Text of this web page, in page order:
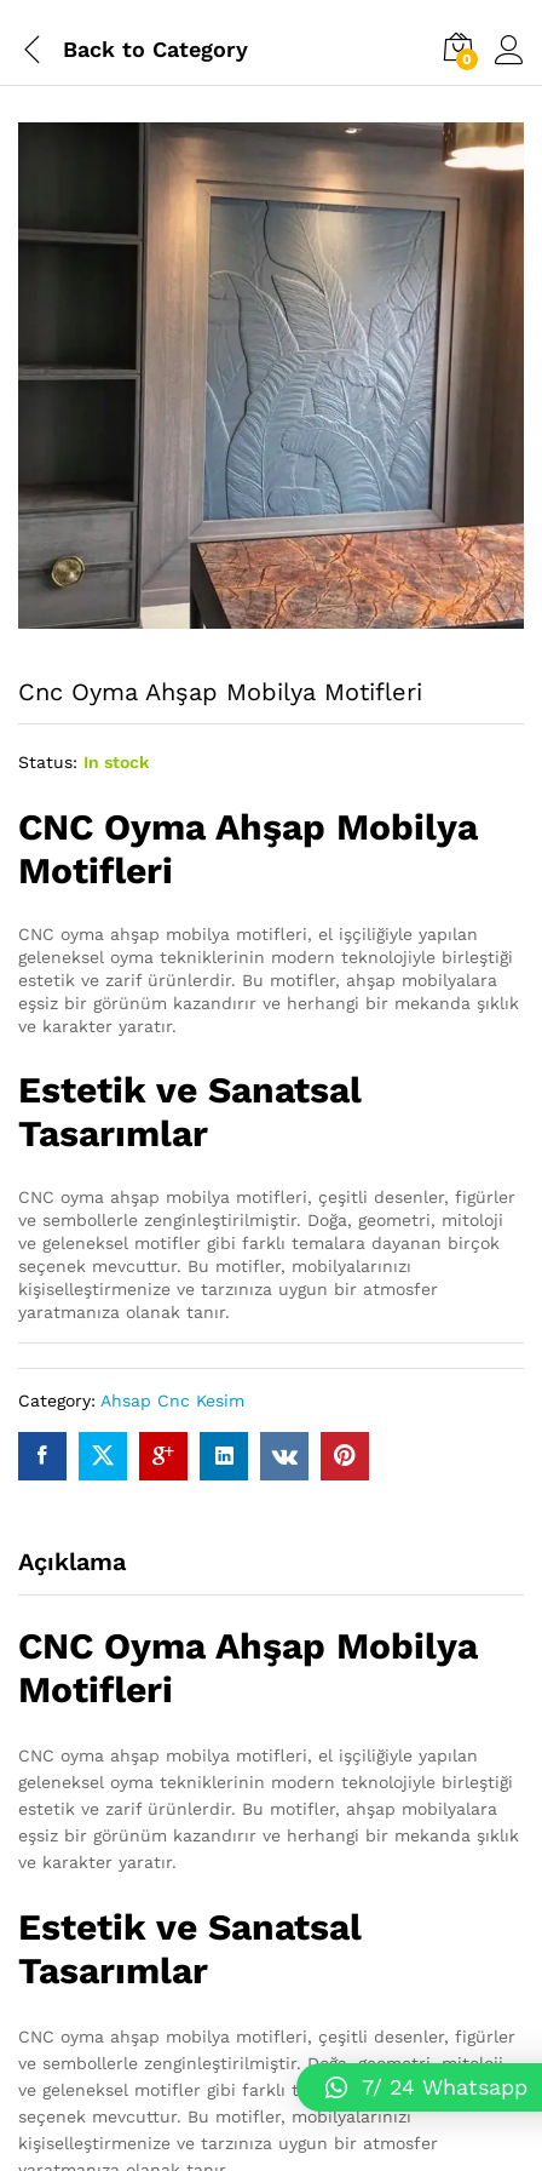
Back to Category 0
Cnc Oyma Ahşap Mobilya Motifleri
Status: In stock
CNC Oyma Ahşap Mobilya
Motifleri
CNC oyma ahşap mobilya motifleri, el işçiliğiyle yapılan
geleneksel oyma tekniklerinin modern teknolojiyle birleştiği
estetik ve zarif ürünlerdir. Bu motifler, ahşap mobilyalara
eşsiz bir görünüm kazandırır ve herhangi bir mekanda şıklık
ve karakter yaratır.
Estetik ve Sanatsal
Tasarımlar
CNC oyma ahşap mobilya motifleri, çeşitli desenler, figürler
ve sembollerle zenginleştirilmiştir. Doğa, geometri, mitoloji
ve geleneksel motifler gibi farklı temalara dayanan birçok
seçenek mevcuttur. Bu motifler, mobilyalarınızı
kişiselleştirmenize ve tarzınıza uygun bir atmosfer
yaratmanıza olanak tanır.
Category: Ahsap Cnc Kesim
Açıklama
CNC Oyma Ahşap Mobilya
Motifleri
CNC oyma ahşap mobilya motifleri, el işçiliğiyle yapılan
geleneksel oyma tekniklerinin modern teknolojiyle birleştiği
estetik ve zarif ürünlerdir. Bu motifler, ahşap mobilyalara
eşsiz bir görünüm kazandırır ve herhangi bir mekanda şıklık
ve karakter yaratır.
Estetik ve Sanatsal
Tasarımlar
CNC oyma ahşap mobilya motifleri, çeşitli desenler, figürler
ve sembollerle zenginleştirilmiştir. Doğa, geometri, mitoloji
ve geleneksel motifler gibi farklı temalara dayanan birçok
seçenek mevcuttur. Bu motifler, mobilyalarınızı
kişiselleştirmenize ve tarzınıza uygun bir atmosfer
7/ 24 Whatsapp